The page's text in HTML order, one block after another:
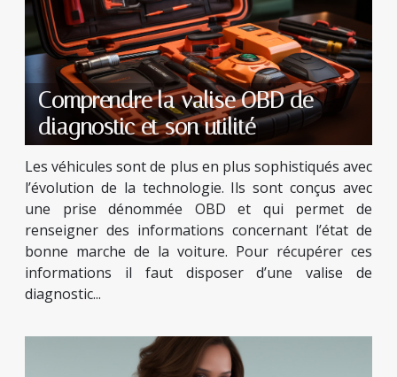
Comprendre la valise OBD de
diagnostic et son utilité
Les véhicules sont de plus en plus sophistiqués avec
l’évolution de la technologie. Ils sont conçus avec
une prise dénommée OBD et qui permet de
renseigner des informations concernant l’état de
bonne marche de la voiture. Pour récupérer ces
informations il faut disposer d’une valise de
diagnostic...